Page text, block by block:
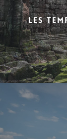
Les